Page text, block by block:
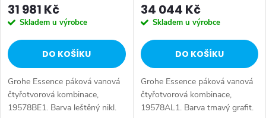
31 981 Kč
Skladem u výrobce
DO KOŠÍKU
Grohe Essence páková vanová
čtyřotvorová kombinace,
19578BE1. Barva leštěný nikl.
34 044 Kč
Skladem u výrobce
DO KOŠÍKU
Grohe Essence páková vanová
čtyřotvorová kombinace,
19578AL1. Barva tmavý grafit.